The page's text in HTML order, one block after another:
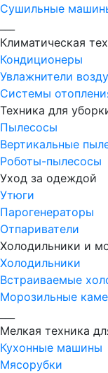
Сушильные
Климатическая
Кондиционеры
Увлажнители
Системы
Техника для
Пылесосы
Вертикальные
Роботы-пылесосы
Уход за одеждой
Утюги
Парогенераторы
Отпариватели
Холодильники и
Холодильники
Встраиваемые
Морозильные
Мелкая техника
Кухонные машины
Мясорубки